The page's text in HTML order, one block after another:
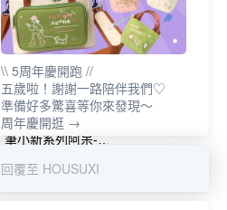
【HOUSUXI】蠟
筆小新系列阿呆-不
730ml(A04)【5周
\\ 5周年慶開跑 //
五歲啦！謝謝一路陪伴我們♡
準備好多驚喜等你來發現～
周年慶開逛 →
回覆至 HOUSUXI